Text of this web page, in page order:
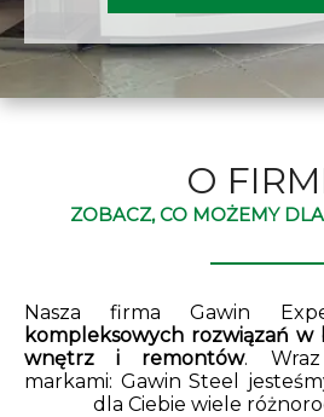
O
ZOBACZ, CO MOŻEMY
Nasza firma Gawin
kompleksowych rozwiązań w
wnętrz i remontów.
markami: Gawin Steel
dla Ciebie wiele